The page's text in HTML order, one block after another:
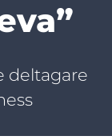
deltagare